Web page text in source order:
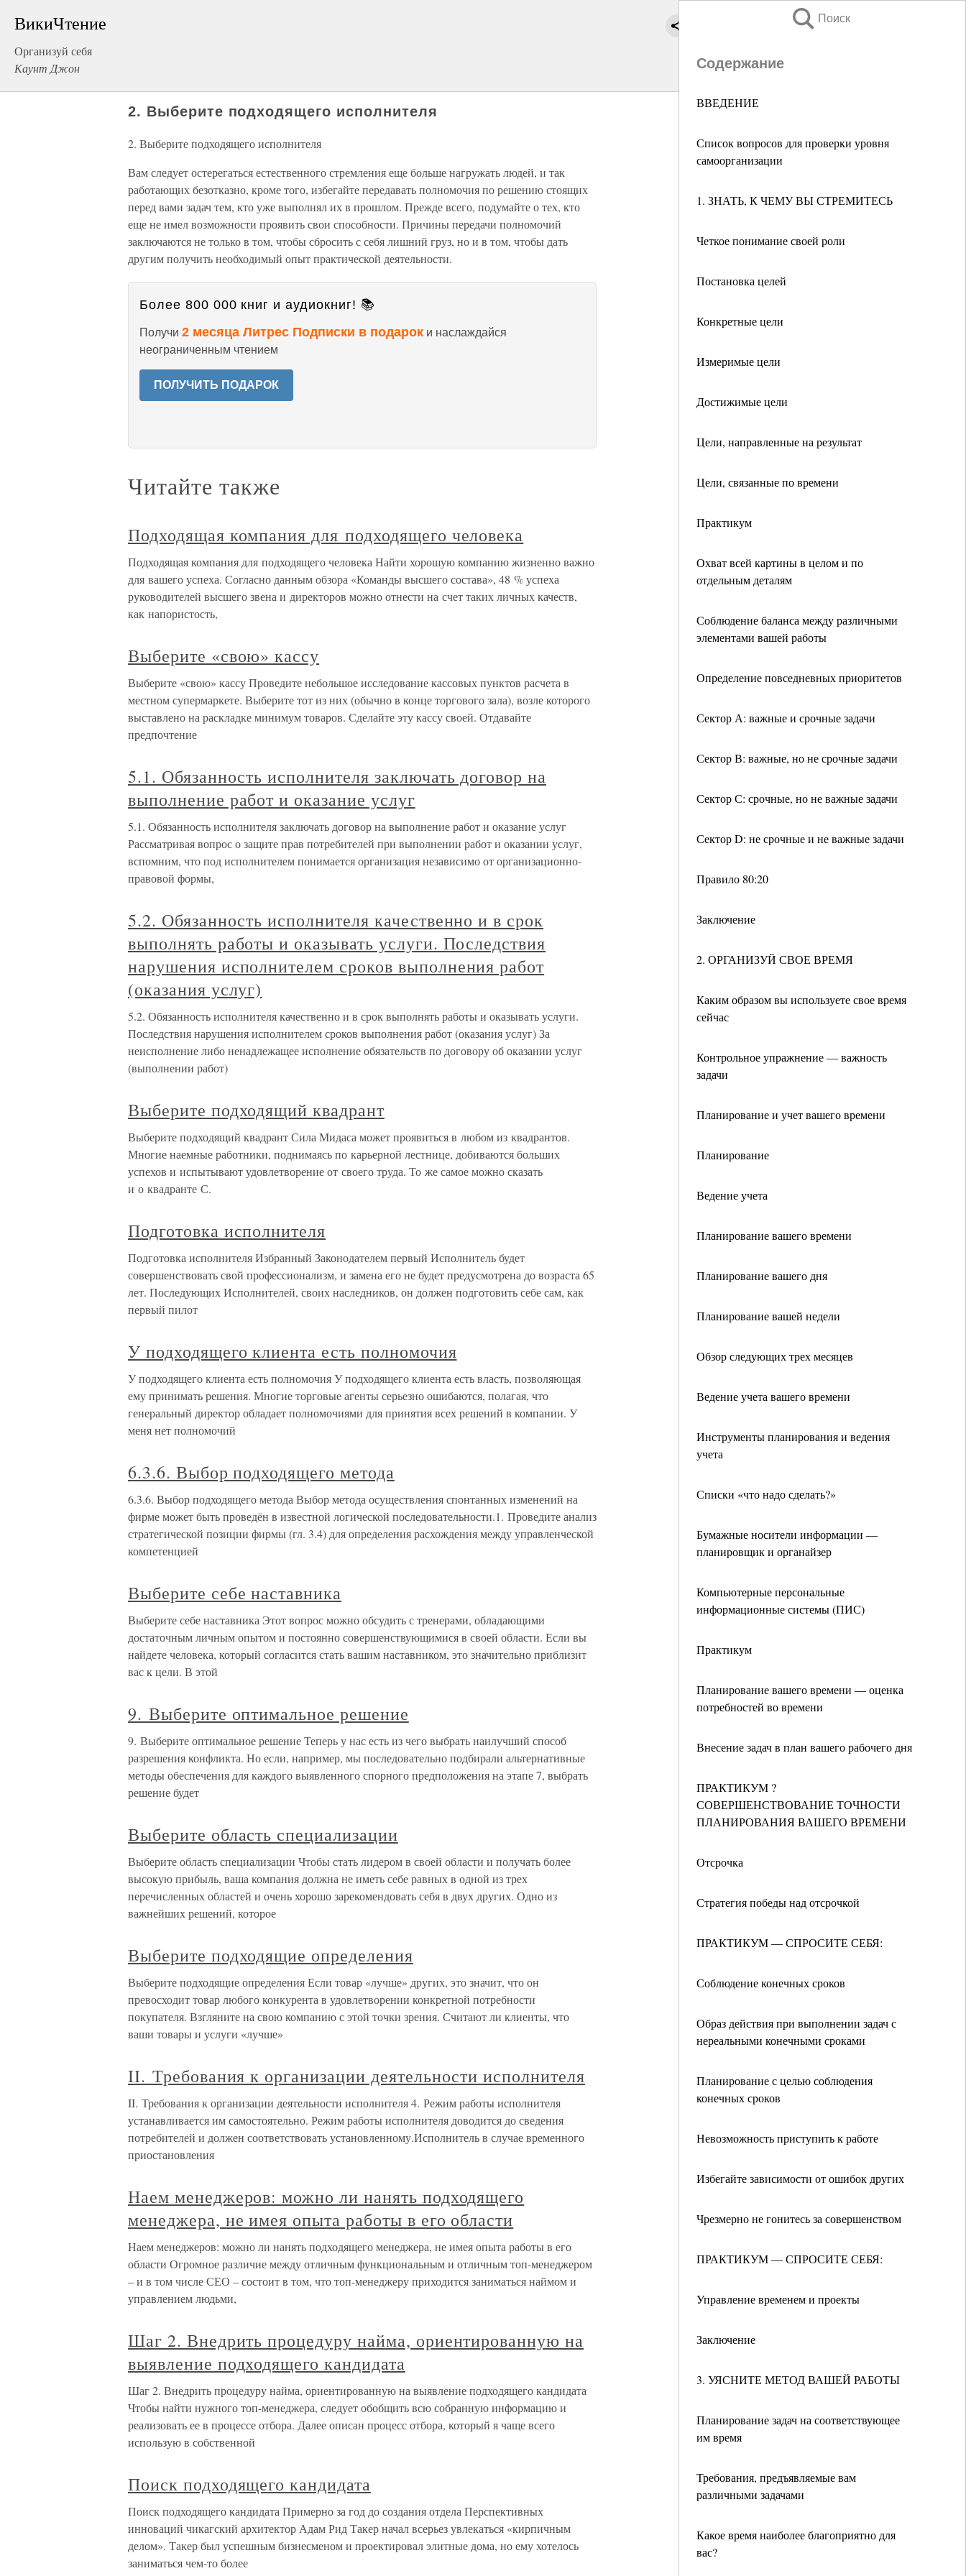
ВикиЧтение
Организуй себя
Каунт Джон
Поиск
Содержание
ВВЕДЕНИЕ
Список вопросов для проверки уровня
самоорганизации
1. ЗНАТЬ, К ЧЕМУ ВЫ СТРЕМИТЕСЬ
Четкое понимание своей роли
Постановка целей
Конкретные цели
Измеримые цели
Достижимые цели
Цели, направленные на результат
Цели, связанные по времени
Практикум
Охват всей картины в целом и по
отдельным деталям
Соблюдение баланса между различными
элементами вашей работы
Определение повседневных приоритетов
Сектор А: важные и срочные задачи
Сектор В: важные, но не срочные задачи
Сектор С: срочные, но не важные задачи
Сектор D: не срочные и не важные задачи
Правило 80:20
Заключение
2. ОРГАНИЗУЙ СВОЕ ВРЕМЯ
Каким образом вы используете свое время
сейчас
Контрольное упражнение — важность
задачи
Планирование и учет вашего времени
Планирование
Ведение учета
Планирование вашего времени
Планирование вашего дня
Планирование вашей недели
Обзор следующих трех месяцев
Ведение учета вашего времени
Инструменты планирования и ведения
учета
Списки «что надо сделать?»
Бумажные носители информации —
планировщик и органайзер
Компьютерные персональные
информационные системы (ПИС)
Практикум
Планирование вашего времени — оценка
потребностей во времени
Внесение задач в план вашего рабочего дня
ПРАКТИКУМ ?
СОВЕРШЕНСТВОВАНИЕ ТОЧНОСТИ
ПЛАНИРОВАНИЯ ВАШЕГО ВРЕМЕНИ
Отсрочка
Стратегия победы над отсрочкой
ПРАКТИКУМ — СПРОСИТЕ СЕБЯ:
Соблюдение конечных сроков
Образ действия при выполнении задач с
нереальными конечными сроками
Планирование с целью соблюдения
конечных сроков
Невозможность приступить к работе
Избегайте зависимости от ошибок других
Чрезмерно не гонитесь за совершенством
ПРАКТИКУМ — СПРОСИТЕ СЕБЯ:
Управление временем и проекты
Заключение
3. УЯСНИТЕ МЕТОД ВАШЕЙ РАБОТЫ
Планирование задач на соответствующее
им время
Требования, предъявляемые вам
различными задачами
Какое время наиболее благоприятно для
вас?
2. Выберите подходящего исполнителя
2. Выберите подходящего исполнителя
Вам следует остерегаться естественного стремления еще больше нагружать людей, и так
работающих безотказно, кроме того, избегайте передавать полномочия по решению стоящих
перед вами задач тем, кто уже выполнял их в прошлом. Прежде всего, подумайте о тех, кто
еще не имел возможности проявить свои способности. Причины передачи полномочий
заключаются не только в том, чтобы сбросить с себя лишний груз, но и в том, чтобы дать
другим получить необходимый опыт практической деятельности.
Более 800 000 книг и аудиокниг! 📚
Получи 2 месяца Литрес Подписки в подарок и наслаждайся
неограниченным чтением
ПОЛУЧИТЬ ПОДАРОК
Читайте также
Подходящая компания для подходящего человека
Подходящая компания для подходящего человека Найти хорошую компанию жизненно важно
для вашего успеха. Согласно данным обзора «Команды высшего состава», 48 % успеха
руководителей высшего звена и директоров можно отнести на счет таких личных качеств,
как напористость,
Выберите «свою» кассу
Выберите «свою» кассу Проведите небольшое исследование кассовых пунктов расчета в
местном супермаркете. Выберите тот из них (обычно в конце торгового зала), возле которого
выставлено на раскладке минимум товаров. Сделайте эту кассу своей. Отдавайте
предпочтение
5.1. Обязанность исполнителя заключать договор на
выполнение работ и оказание услуг
5.1. Обязанность исполнителя заключать договор на выполнение работ и оказание услуг
Рассматривая вопрос о защите прав потребителей при выполнении работ и оказании услуг,
вспомним, что под исполнителем понимается организация независимо от организационно-
правовой формы,
5.2. Обязанность исполнителя качественно и в срок
выполнять работы и оказывать услуги. Последствия
нарушения исполнителем сроков выполнения работ
(оказания услуг)
5.2. Обязанность исполнителя качественно и в срок выполнять работы и оказывать услуги.
Последствия нарушения исполнителем сроков выполнения работ (оказания услуг) За
неисполнение либо ненадлежащее исполнение обязательств по договору об оказании услуг
(выполнении работ)
Выберите подходящий квадрант
Выберите подходящий квадрант Сила Мидаса может проявиться в любом из квадрантов.
Многие наемные работники, поднимаясь по карьерной лестнице, добиваются больших
успехов и испытывают удовлетворение от своего труда. То же самое можно сказать
и о квадранте С.
Подготовка исполнителя
Подготовка исполнителя Избранный Законодателем первый Исполнитель будет
совершенствовать свой профессионализм, и замена его не будет предусмотрена до возраста 65
лет. Последующих Исполнителей, своих наследников, он должен подготовить себе сам, как
первый пилот
У подходящего клиента есть полномочия
У подходящего клиента есть полномочия У подходящего клиента есть власть, позволяющая
ему принимать решения. Многие торговые агенты серьезно ошибаются, полагая, что
генеральный директор обладает полномочиями для принятия всех решений в компании. У
меня нет полномочий
6.3.6. Выбор подходящего метода
6.3.6. Выбор подходящего метода Выбор метода осуществления спонтанных изменений на
фирме может быть проведён в известной логической последовательности.1. Проведите анализ
стратегической позиции фирмы (гл. 3.4) для определения расхождения между управленческой
компетенцией
Выберите себе наставника
Выберите себе наставника Этот вопрос можно обсудить с тренерами, обладающими
достаточным личным опытом и постоянно совершенствующимися в своей области. Если вы
найдете человека, который согласится стать вашим наставником, это значительно приблизит
вас к цели. В этой
9. Выберите оптимальное решение
9. Выберите оптимальное решение Теперь у нас есть из чего выбрать наилучший способ
разрешения конфликта. Но если, например, мы последовательно подбирали альтернативные
методы обеспечения для каждого выявленного спорного предположения на этапе 7, выбрать
решение будет
Выберите область специализации
Выберите область специализации Чтобы стать лидером в своей области и получать более
высокую прибыль, ваша компания должна не иметь себе равных в одной из трех
перечисленных областей и очень хорошо зарекомендовать себя в двух других. Одно из
важнейших решений, которое
Выберите подходящие определения
Выберите подходящие определения Если товар «лучше» других, это значит, что он
превосходит товар любого конкурента в удовлетворении конкретной потребности
покупателя. Взгляните на свою компанию с этой точки зрения. Считают ли клиенты, что
ваши товары и услуги «лучше»
II. Требования к организации деятельности исполнителя
II. Требования к организации деятельности исполнителя 4. Режим работы исполнителя
устанавливается им самостоятельно. Режим работы исполнителя доводится до сведения
потребителей и должен соответствовать установленному.Исполнитель в случае временного
приостановления
Наем менеджеров: можно ли нанять подходящего
менеджера, не имея опыта работы в его области
Наем менеджеров: можно ли нанять подходящего менеджера, не имея опыта работы в его
области Огромное различие между отличным функциональным и отличным топ-менеджером
– и в том числе СЕО – состоит в том, что топ-менеджеру приходится заниматься наймом и
управлением людьми,
Шаг 2. Внедрить процедуру найма, ориентированную на
выявление подходящего кандидата
Шаг 2. Внедрить процедуру найма, ориентированную на выявление подходящего кандидата
Чтобы найти нужного топ-менеджера, следует обобщить всю собранную информацию и
реализовать ее в процессе отбора. Далее описан процесс отбора, который я чаще всего
использую в собственной
Поиск подходящего кандидата
Поиск подходящего кандидата Примерно за год до создания отдела Перспективных
инноваций чикагский архитектор Адам Рид Такер начал всерьез увлекаться «кирпичным
делом». Такер был успешным бизнесменом и проектировал элитные дома, но ему хотелось
заниматься чем-то более